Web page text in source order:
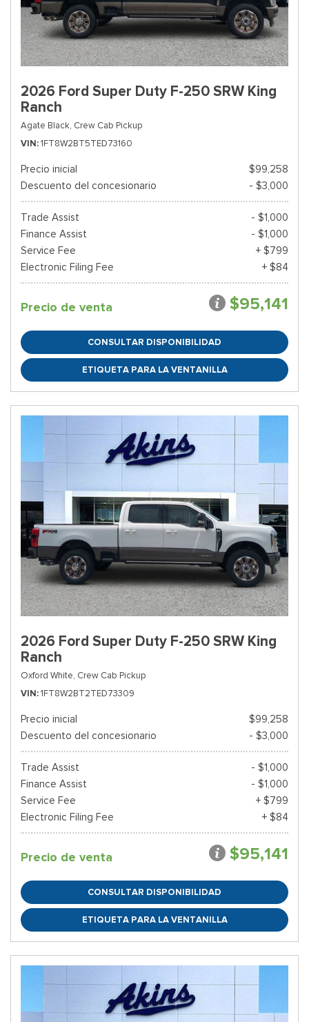
2026 Ford Super Duty F-250 SRW King
Ranch
Agate Black, Crew Cab Pickup
VIN 1FT8W2BT5TED73160
Precio inicial
$99,258
Descuento del concesionario
- $3,000
Trade Assist
- $1,000
Finance Assist
- $1,000
Service Fee
+ $799
Electronic Filing Fee
+ $84
Precio de venta $95,141
CONSULTAR DISPONIBILIDAD
ETIQUETA PARA LA VENTANILLA
2026 Ford Super Duty F-250 SRW King
Ranch
Oxford White, Crew Cab Pickup
VIN 1FT8W2BT2TED73309
Precio inicial
$99,258
Descuento del concesionario
- $3,000
Trade Assist
- $1,000
Finance Assist
- $1,000
Service Fee
+ $799
Electronic Filing Fee
+ $84
Precio de venta $95,141
CONSULTAR DISPONIBILIDAD
ETIQUETA PARA LA VENTANILLA